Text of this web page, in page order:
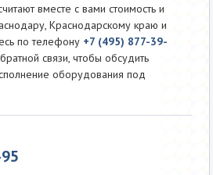
вместе с вами стоимость и
Краснодарскому краю и
по телефону +7 (495) 877-39-
связи, чтобы обсудить
оборудования под